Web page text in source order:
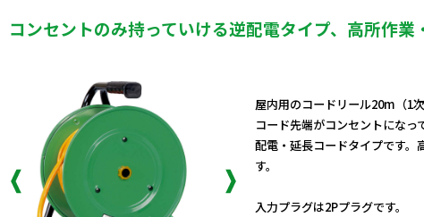
コンセントのみ持っていける逆配電タイプ、高所作業
屋内用のコードリール20m（1
コード先端がコンセントにな
配電・延長コードタイプです。
す。
入力プラグは2Pプラグです。